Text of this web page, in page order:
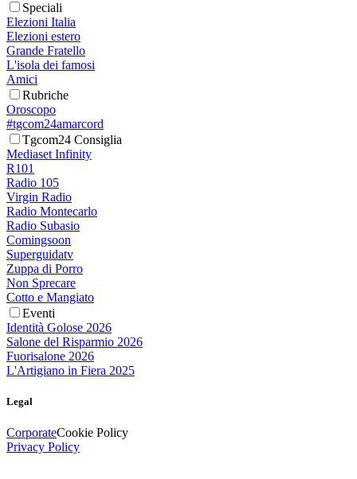
Speciali
Elezioni Italia
Elezioni estero
Grande Fratello
L'isola dei famosi
Amici
Rubriche
Oroscopo
#tgcom24amarcord
Tgcom24 Consiglia
Mediaset Infinity
R101
Radio 105
Virgin Radio
Radio Montecarlo
Radio Subasio
Comingsoon
Superguidatv
Zuppa di Porro
Non Sprecare
Cotto e Mangiato
Eventi
Identità Golose 2026
Salone del Risparmio 2026
Fuorisalone 2026
L'Artigiano in Fiera 2025
Legal
CorporateCookie Policy
Privacy Policy